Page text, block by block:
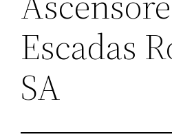
Escadas
SA